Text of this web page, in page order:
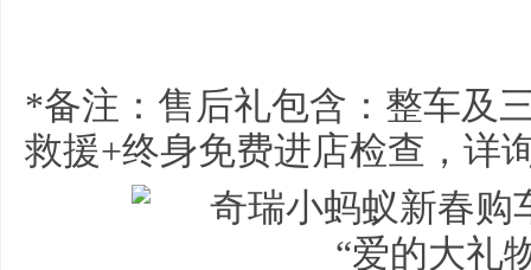
*备注：售后礼包含：整车及
救援+终身免费进店检查，详